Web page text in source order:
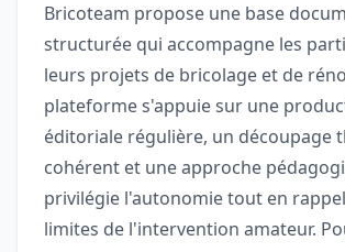
Bricoteam propose une base
structurée qui accompagne les
leurs projets de bricolage et de
plateforme s'appuie sur une
éditoriale régulière, un découpage
cohérent et une approche
privilégie l'autonomie tout en
limites de l'intervention amateur.